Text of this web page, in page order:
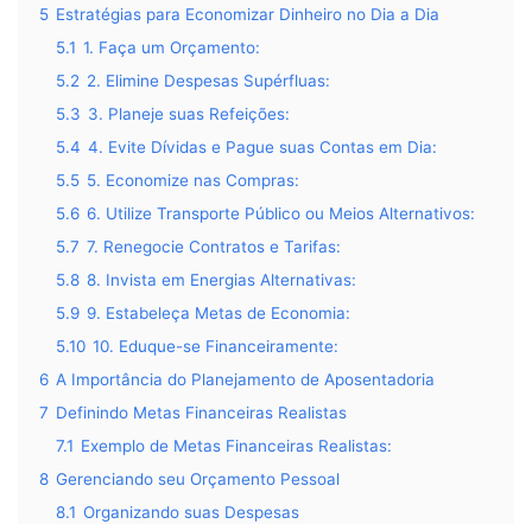
5 Estratégias para Economizar Dinheiro no Dia a Dia
5.1 1. Faça um Orçamento:
5.2 2. Elimine Despesas Supérfluas:
5.3 3. Planeje suas Refeições:
5.4 4. Evite Dívidas e Pague suas Contas em Dia:
5.5 5. Economize nas Compras:
5.6 6. Utilize Transporte Público ou Meios Alternativos:
5.7 7. Renegocie Contratos e Tarifas:
5.8 8. Invista em Energias Alternativas:
5.9 9. Estabeleça Metas de Economia:
5.10 10. Eduque-se Financeiramente:
6 A Importância do Planejamento de Aposentadoria
7 Definindo Metas Financeiras Realistas
7.1 Exemplo de Metas Financeiras Realistas:
8 Gerenciando seu Orçamento Pessoal
8.1 Organizando suas Despesas